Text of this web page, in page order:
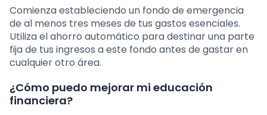
Comienza estableciendo un fondo de emergencia
de al menos tres meses de tus gastos esenciales.
Utiliza el ahorro automático para destinar una parte
fija de tus ingresos a este fondo antes de gastar en
cualquier otro área.
¿Cómo puedo mejorar mi educación
financiera?